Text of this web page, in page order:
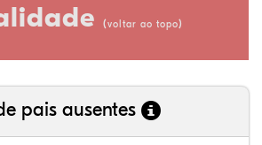
(voltar ao topo)
pais ausentes